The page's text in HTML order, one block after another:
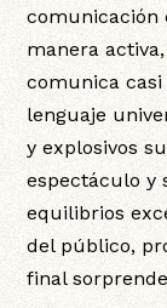
comunicación
manera
comunica
lenguaje
y explosivos
espectáculo y
equilibrios
del público,
final